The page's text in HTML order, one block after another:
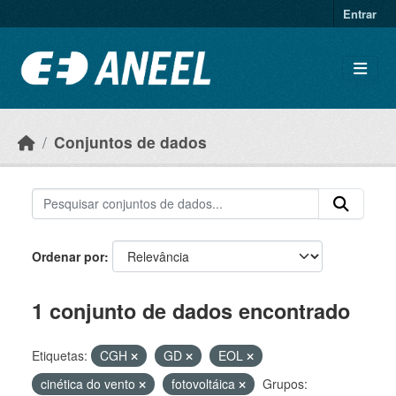
Entrar
Conjuntos de dados
Ordenar por
1 conjunto de dados encontrado
Etiquetas: CGH GD
EOL
cinética do vento
fotovoltáica Grupos: